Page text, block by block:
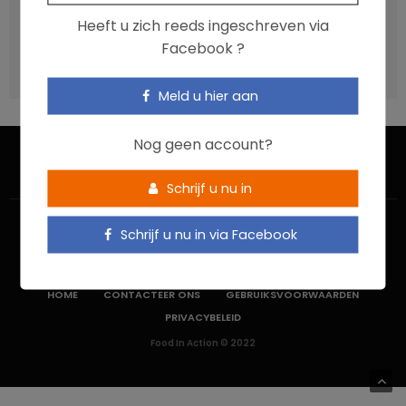
aanbevelingen?
aandachtspunt zijn?
Heeft u zich reeds ingeschreven via
Facebook ?
Meld u hier aan
Nog geen account?
Schrijf u nu in
Schrijf u nu in via Facebook
HOME CONTACTEER ONS
GEBRUIKSVOORWAARDEN
PRIVACYBELEID
Food In Action © 2022